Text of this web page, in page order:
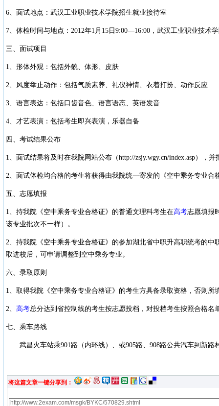
6、面试地点：武汉工业职业技术学院招生就业接待室
7、体检时间与地点：2012年1月15日9:00—16:00，武汉工业职业技术
三、面试项目
1、形体外观：包括外貌、体形、皮肤
2、风度举止动作：包括气质素养、礼仪神情、衣着打扮、动作反应
3、语言表达：包括口齿音色、语言语态、英语发音
4、才艺表演：包括考生即兴表演，乐器自备
四、考试结果公布
1、面试结果将及时在我院网站公布（http://zsjy.wgy.cn/index.asp），
2、面试体检均合格的考生将获得由我院统一寄发的《空中乘务专业合
五、志愿填报
1、持我院《空中乘务专业合格证》的普通文理科考生在高考志愿填报
该专业批次不一样）。
2、持我院《空中乘务专业合格证》的参加湖北省中职升高职统考的中
取进校后，可申请调整到空中乘务专业。
六、录取原则
1、取得我院《空中乘务专业合格证》的考生方具备录取资格，否则所
2、 高考总分达到省控制线的考生按志愿投档，对投档考生按照合格名
七、乘车路线
武昌火车站乘901路（内环线）、或905路、908路公共汽车到新路
将这篇文章一键分享到：